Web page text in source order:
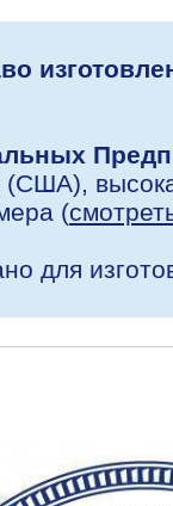
(
для